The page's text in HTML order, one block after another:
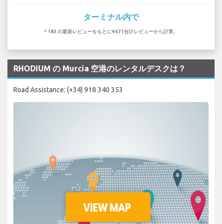
ターミナル内で
* 183 の最新レビューをもとに4671合計レビューから計算。
RHODIUM の Murcia 空港のレンタルデスクは？
Road Assistance: (+34) 918 340 353